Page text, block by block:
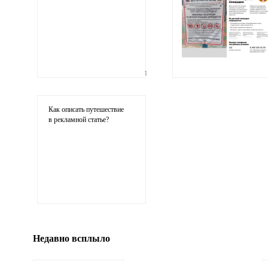
1
Как описать путешествие
в рекламной статье?
Недавно всплыло